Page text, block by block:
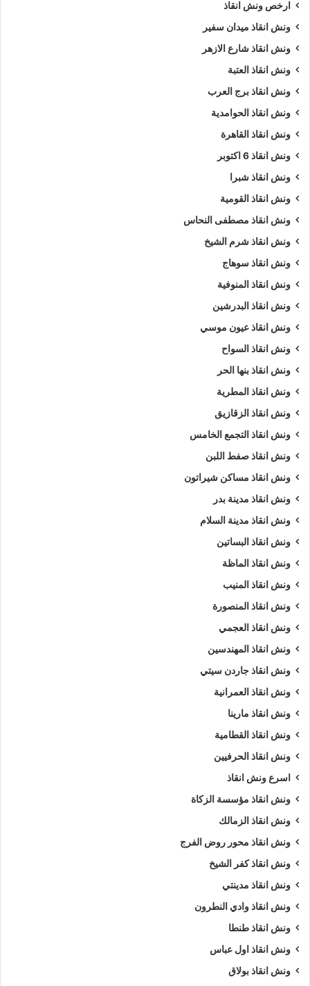
ارخص ونش انقاذ
ونش انقاذ ميدان سفير
ونش انقاذ شارع الازهر
ونش انقاذ العتبة
ونش انقاذ برج العرب
ونش انقاذ الحوامدية
ونش انقاذ القاهرة
ونش انقاذ 6 اكتوبر
ونش انقاذ شبرا
ونش انقاذ القومية
ونش انقاذ مصطفى النحاس
ونش انقاذ شرم الشيخ
ونش انقاذ سوهاج
ونش انقاذ المنوفية
ونش انقاذ البدرشين
ونش انقاذ عيون موسي
ونش انقاذ السواح
ونش انقاذ بنها الحر
ونش انقاذ المطرية
ونش انقاذ الزقازيق
ونش انقاذ التجمع الخامس
ونش انقاذ صفط اللبن
ونش انقاذ مساكن شيراتون
ونش انقاذ مدينة بدر
ونش انقاذ مدينة السلام
ونش انقاذ البساتين
ونش انقاذ الماظة
ونش انقاذ المنيب
ونش انقاذ المنصورة
ونش انقاذ العجمي
ونش انقاذ المهندسين
ونش انقاذ جاردن سيتي
ونش انقاذ العمرانية
ونش انقاذ مارينا
ونش انقاذ القطامية
ونش انقاذ الحرفيين
اسرع ونش انقاذ
ونش انقاذ مؤسسة الزكاة
ونش انقاذ الزمالك
ونش انقاذ محور روض الفرج
ونش انقاذ كفر الشيخ
ونش انقاذ مدينتي
ونش انقاذ وادي النطرون
ونش انقاذ طنطا
ونش انقاذ اول عباس
ونش انقاذ بولاق